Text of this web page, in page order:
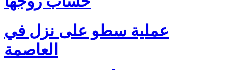
عملية سطو على نزل في
العاصمة